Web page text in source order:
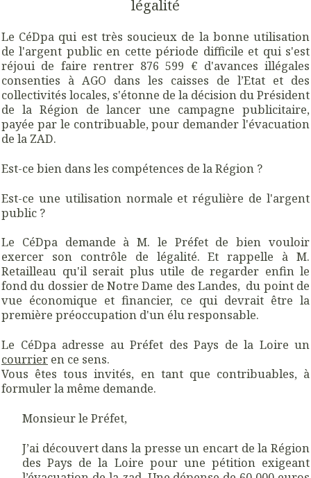
légalité
Le CéDpa qui est très soucieux de la bonne utilisation
de l'argent public en cette période difficile et qui s'est
réjoui de faire rentrer 876 599 € d'avances illégales
consenties à AGO dans les caisses de l’Etat et des
collectivités locales, s'étonne de la décision du Président
de la Région de lancer une campagne publicitaire,
payée par le contribuable, pour demander l'évacuation
de la ZAD.
Est-ce bien dans les compétences de la Région ?
Est-ce une utilisation normale et régulière de l'argent
public ?
Le CéDpa demande à M. le Préfet de bien vouloir
exercer son contrôle de légalité. Et rappelle à M.
Retailleau qu'il serait plus utile de regarder enfin le
fond du dossier de Notre Dame des Landes, du point de
vue économique et financier, ce qui devrait être la
première préoccupation d'un élu responsable.
Le CéDpa adresse au Préfet des Pays de la Loire un
courrier en ce sens.
Vous êtes tous invités, en tant que contribuables, à
formuler la même demande.
Monsieur le Préfet,
J’ai découvert dans la presse un encart de la Région
des Pays de la Loire pour une pétition exigeant